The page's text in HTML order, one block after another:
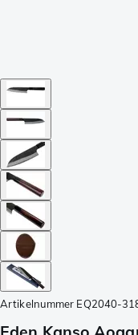
Artikelnummer EQ2040-